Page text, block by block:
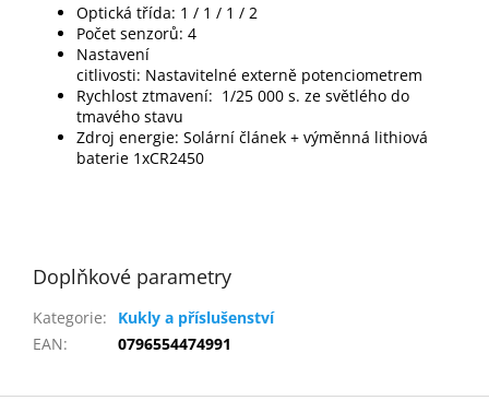
Optická třída: 1 / 1 / 1 / 2
Počet senzorů: 4
Nastavení
citlivosti: Nastavitelné externě potenciometrem
Rychlost ztmavení: 1/25 000 s. ze světlého do
tmavého stavu
Zdroj energie: Solární článek + výměnná lithiová
baterie 1xCR2450
Doplňkové parametry
Kategorie:
Kukly a příslušenství
EAN: 0796554474991
Z